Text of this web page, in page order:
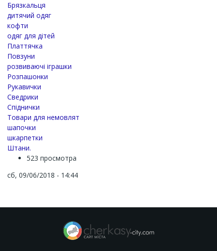
Брязкальця
дитячий одяг
кофти
одяг для дітей
Платтячка
Повзуни
розвиваючі іграшки
Розпашонки
Рукавички
Сведрики
Спіднички
Товари для немовлят
шапочки
шкарпетки
Штани.
523 просмотра
сб, 09/06/2018 - 14:44